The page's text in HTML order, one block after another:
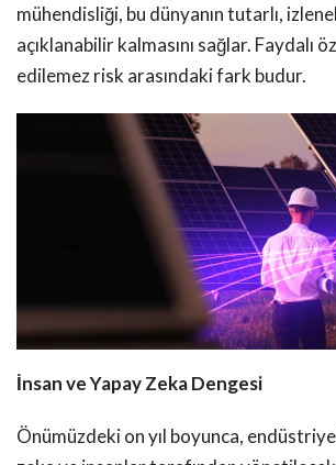
mühendisliği, bu dünyanın tutarlı,
açıklanabilir kalmasını sağlar. Faydalı
edilemez risk arasındaki fark budur.
İnsan ve Yapay Zeka Dengesi
Önümüzdeki on yıl boyunca,